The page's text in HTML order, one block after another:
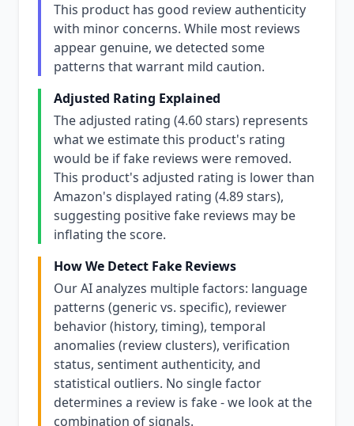
This product has good review authenticity
with minor concerns. While most reviews
appear genuine, we detected some
patterns that warrant mild caution.
Adjusted Rating Explained
The adjusted rating (4.60 stars) represents
what we estimate this product's rating
would be if fake reviews were removed.
This product's adjusted rating is lower than
Amazon's displayed rating (4.89 stars),
suggesting positive fake reviews may be
inflating the score.
How We Detect Fake Reviews
Our AI analyzes multiple factors: language
patterns (generic vs. specific), reviewer
behavior (history, timing), temporal
anomalies (review clusters), verification
status, sentiment authenticity, and
statistical outliers. No single factor
determines a review is fake - we look at the
combination of signals.